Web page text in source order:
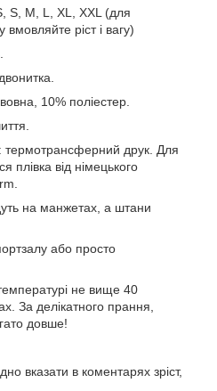
S, M, L, XL, XXL (для
вмовляйте ріст і вагу)
10% поліестер.
термотрансферний друк. Для
плівка від німецького
на манжетах, а штани
або просто
не вище 40
За делікатного прання,
довше!
вказати в коментарях зріст,